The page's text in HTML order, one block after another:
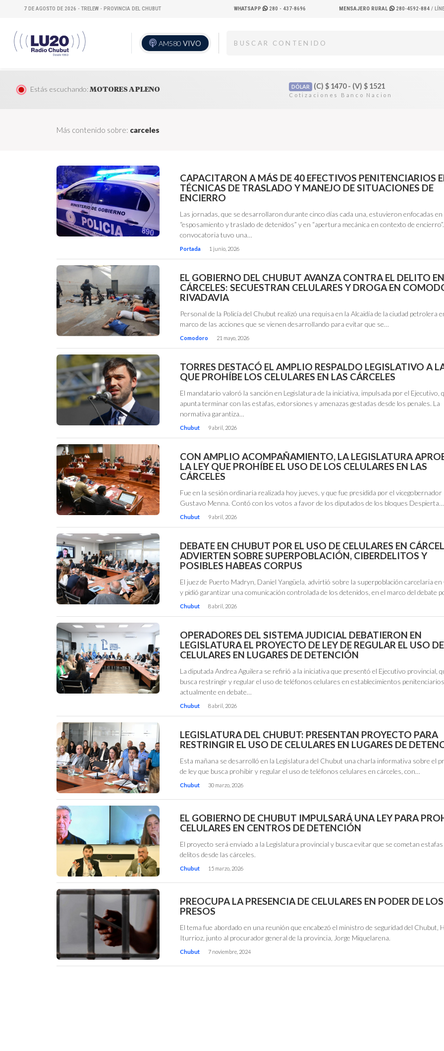
7 DE AGOSTO DE 2026 - TRELEW - PROVINCIA DEL CHUBUT WHATSAPP 280 - 437-8696 MENSAJERO RURAL 280-4592-884 /
AM580 VIVO
Estás escuchando:MOTORES A PLENO DÓLAR (C) $1470 - (V) $1521
Más contenido sobre: carceles
CAPACITARON A MÁS DE 40 EFECTIVOS PENITENCIARIOS
TÉCNICAS DE TRASLADO Y MANEJO DE SITUACIONES DE
ENCIERRO
Las jornadas, que se desarrollaron durante cinco días cada una, estuvieron enfocadas en
“esposamiento y traslado de detenidos” y en “apertura mecánica en contexto de
convocatoria tuvo una…
Portada 1 junio, 2026
EL GOBIERNO DEL CHUBUT AVANZA CONTRA EL DELITO EN
CÁRCELES: SECUESTRAN CELULARES Y DROGA EN
RIVADAVIA
Personal de la Policía del Chubut realizó una requisa en la Alcaidía de la ciudad petrolera
marco de las acciones que se vienen desarrollando para evitar que se…
Comodoro 21 mayo, 2026
TORRES DESTACÓ EL AMPLIO RESPALDO LEGISLATIVO A
QUE PROHÍBE LOS CELULARES EN LAS CÁRCELES
El mandatario valoró la sanción en Legislatura de la iniciativa, impulsada por el Ejecutivo,
apunta terminar con las estafas, extorsiones y amenazas gestadas desde los penales. La
normativa garantiza…
Chubut 9 abril, 2026
CON AMPLIO ACOMPAÑAMIENTO, LA LEGISLATURA
LA LEY QUE PROHÍBE EL USO DE LOS CELULARES EN LAS
CÁRCELES
Fue en la sesión ordinaria realizada hoy jueves, y que fue presidida por el vicegobernador
Gustavo Menna. Contó con los votos a favor de los diputados de los bloques Despierta…
Chubut 9 abril, 2026
DEBATE EN CHUBUT POR EL USO DE CELULARES EN
ADVIERTEN SOBRE SUPERPOBLACIÓN, CIBERDELITOS Y
POSIBLES HABEAS CORPUS
El juez de Puerto Madryn, Daniel Yangüela, advirtió sobre la superpoblación carcelaria
y pidió garantizar una comunicación controlada de los detenidos, en el marco del debate
Chubut 8 abril, 2026
OPERADORES DEL SISTEMA JUDICIAL DEBATIERON EN
LEGISLATURA EL PROYECTO DE LEY DE REGULAR EL USO DE
CELULARES EN LUGARES DE DETENCIÓN
La diputada Andrea Aguilera se refirió a la iniciativa que presentó el Ejecutivo provincial,
busca restringir y regular el uso de teléfonos celulares en establecimientos penitenciarios,
actualmente en debate…
Chubut 8 abril, 2026
LEGISLATURA DEL CHUBUT: PRESENTAN PROYECTO PARA
RESTRINGIR EL USO DE CELULARES EN LUGARES DE
Esta mañana se desarrolló en la Legislatura del Chubut una charla informativa sobre el
de ley que busca prohibir y regular el uso de teléfonos celulares en cárceles, con…
Chubut 30 marzo, 2026
EL GOBIERNO DE CHUBUT IMPULSARÁ UNA LEY PARA
CELULARES EN CENTROS DE DETENCIÓN
El proyecto será enviado a la Legislatura provincial y busca evitar que se cometan
delitos desde las cárceles.
Chubut 15 marzo, 2026
PREOCUPA LA PRESENCIA DE CELULARES EN PODER DE LOS
PRESOS
El tema fue abordado en una reunión que encabezó el ministro de seguridad del Chubut,
Iturrioz, junto al procurador general de la provincia, Jorge Miquelarena.
Chubut 7 noviembre, 2024